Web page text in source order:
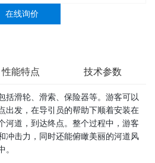
在线询价
性能特点 技术参数
括滑轮、滑索、保险器等。游客可以
出发，在导引员的帮助下顺着安装在
河道，到达终点。整个过程中，游客
冲击力，同时还能俯瞰美丽的河道风